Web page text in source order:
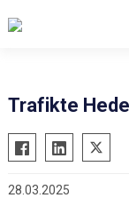
Trafikte
28.03.2025